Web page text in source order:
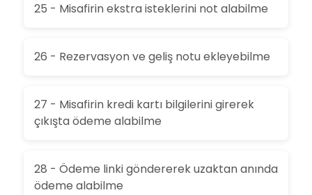
25 - Misafirin ekstra isteklerini not alabilme
26 - Rezervasyon ve geliş notu ekleyebilme
27 - Misafirin kredi kartı bilgilerini girerek
çıkışta ödeme alabilme
28 - Ödeme linki göndererek uzaktan anında
ödeme alabilme